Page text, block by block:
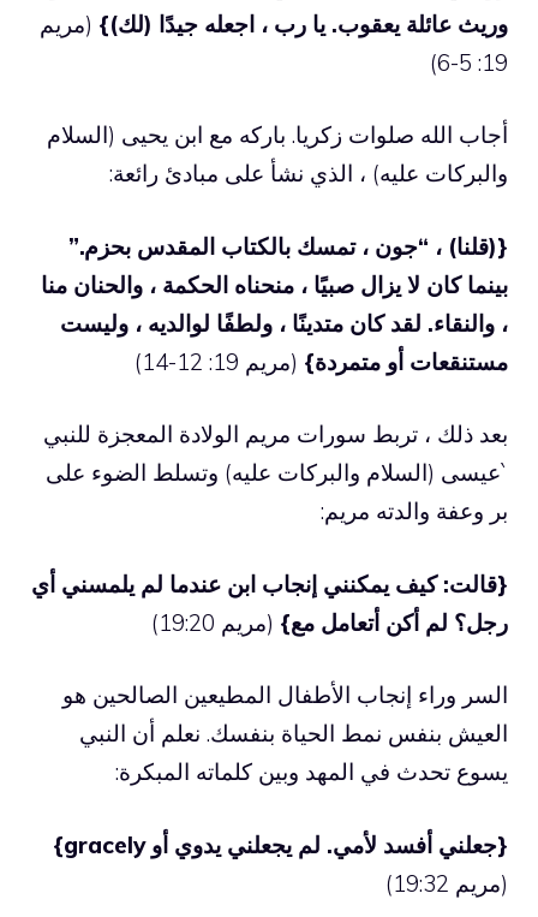
وريث عائلة يعقوب. يا رب ، اجعله جيدًا (لك)} (مريم
19: 5-6)
أجاب الله صلوات زكريا. باركه مع ابن يحيى (السلام
والبركات عليه) ، الذي نشأ على مبادئ رائعة:
{(قلنا) ، “جون ، تمسك بالكتاب المقدس بحزم.”
بينما كان لا يزال صبيًا ، منحناه الحكمة ، والحنان منا
، والنقاء. لقد كان متدينًا ، ولطفًا لوالديه ، وليست
مستنقعات أو متمردة} (مريم 19: 12-14)
بعد ذلك ، تربط سورات مريم الولادة المعجزة للنبي
`عيسى (السلام والبركات عليه) وتسلط الضوء على
بر وعفة والدته مريم:
{قالت: كيف يمكنني إنجاب ابن عندما لم يلمسني أي
رجل؟ لم أكن أتعامل مع} (مريم 19:20)
السر وراء إنجاب الأطفال المطيعين الصالحين هو
العيش بنفس نمط الحياة بنفسك. نعلم أن النبي
يسوع تحدث في المهد وبين كلماته المبكرة:
{جعلني أفسد لأمي. لم يجعلني يدوي أو gracely}
(مريم 19:32)